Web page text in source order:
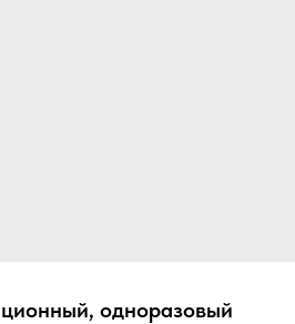
одноразовый